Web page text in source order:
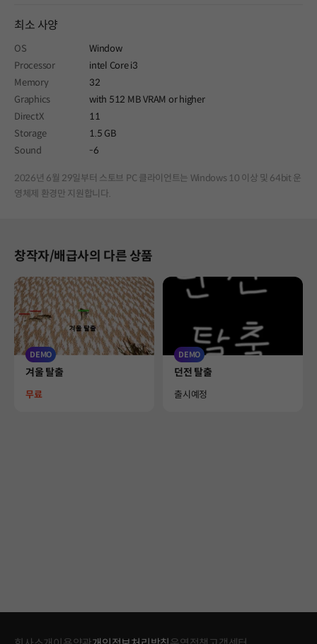
최소 사양
OS
Window
Processor
intel Core i3
Memory
32
Graphics
with 512 MB VRAM or higher
DirectX
11
Storage
1.5 GB
Sound
-6
2026년 6월 29일부터 스토브 PC 클라이언트는 Windows 10 이상 및 64bit 운
영체제 환경만 지원합니다.
창작자/배급사의 다른 상품
DEMO
Product
겨울 탈출
Price
무료
DEMO
Product
던전 탈출
Availability
출시예정